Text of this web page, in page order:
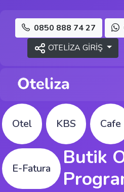
0850 888 74 27
OTELİZA GİRİŞ
Otel KBS Cafe
E-Fatura
Butik